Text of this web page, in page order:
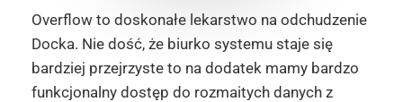
Overflow to doskonałe lekarstwo na odchudzenie
Docka. Nie dość, że biurko systemu staje się
bardziej przejrzyste to na dodatek mamy bardzo
funkcjonalny dostęp do rozmaitych danych z